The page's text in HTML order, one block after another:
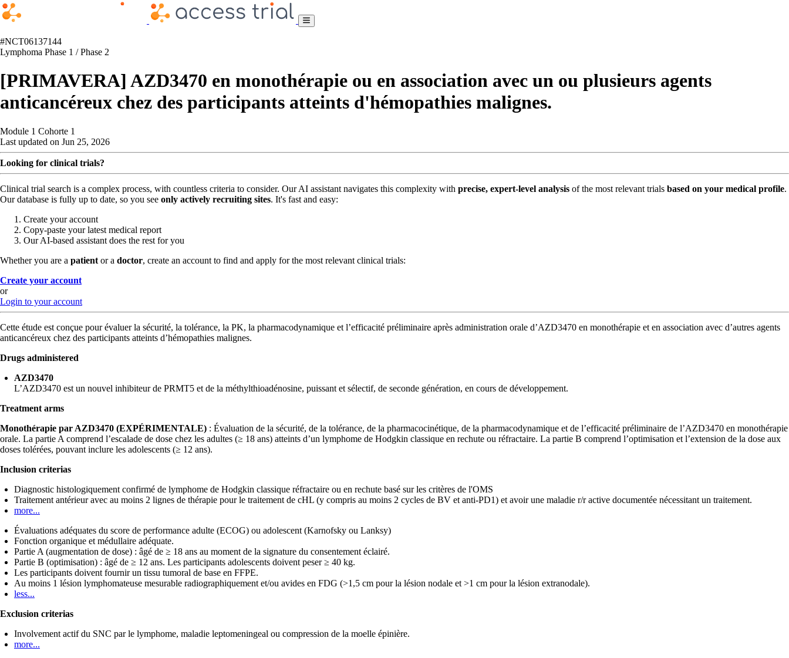
#NCT06137144
Lymphoma Phase 1 / Phase 2
[PRIMAVERA] AZD3470 en monothérapie ou en association avec un ou plusieurs agents
anticancéreux chez des participants atteints d'hémopathies malignes.
Module 1 Cohorte 1
Last updated on Jun 25, 2026
Looking for clinical trials?
Clinical trial search is a complex process, with countless criteria to consider. Our AI assistant navigates this complexity with precise, expert-level analysis of the most relevant trials based on your medical profile.
Our database is fully up to date, so you see only actively recruiting sites. It's fast and easy:
Create your account
Copy-paste your latest medical report
Our AI-based assistant does the rest for you
Whether you are a patient or a doctor, create an account to find and apply for the most relevant clinical trials:
Create your account
or
Login to your account
Cette étude est conçue pour évaluer la sécurité, la tolérance, la PK, la pharmacodynamique et l’efficacité préliminaire après administration orale d’AZD3470 en monothérapie et en association avec d’autres agents
anticancéreux chez des participants atteints d’hémopathies malignes.
Drugs administered
AZD3470
L’AZD3470 est un nouvel inhibiteur de PRMT5 et de la méthylthioadénosine, puissant et sélectif, de seconde génération, en cours de développement.
Treatment arms
Monothérapie par AZD3470 (EXPÉRIMENTALE) : Évaluation de la sécurité, de la tolérance, de la pharmacocinétique, de la pharmacodynamique et de l’efficacité préliminaire de l’AZD3470 en monothérapie
orale. La partie A comprend l’escalade de dose chez les adultes (≥ 18 ans) atteints d’un lymphome de Hodgkin classique en rechute ou réfractaire. La partie B comprend l’optimisation et l’extension de la dose aux
doses tolérées, pouvant inclure les adolescents (≥ 12 ans).
Inclusion criterias
Diagnostic histologiquement confirmé de lymphome de Hodgkin classique réfractaire ou en rechute basé sur les critères de l'OMS
Traitement antérieur avec au moins 2 lignes de thérapie pour le traitement de cHL (y compris au moins 2 cycles de BV et anti-PD1) et avoir une maladie r/r active documentée nécessitant un traitement.
more...
Évaluations adéquates du score de performance adulte (ECOG) ou adolescent (Karnofsky ou Lanksy)
Fonction organique et médullaire adéquate.
Partie A (augmentation de dose) : âgé de ≥ 18 ans au moment de la signature du consentement éclairé.
Partie B (optimisation) : âgé de ≥ 12 ans. Les participants adolescents doivent peser ≥ 40 kg.
Les participants doivent fournir un tissu tumoral de base en FFPE.
Au moins 1 lésion lymphomateuse mesurable radiographiquement et/ou avides en FDG (>1,5 cm pour la lésion nodale et >1 cm pour la lésion extranodale).
less...
Exclusion criterias
Involvement actif du SNC par le lymphome, maladie leptomeningeal ou compression de la moelle épinière.
more...